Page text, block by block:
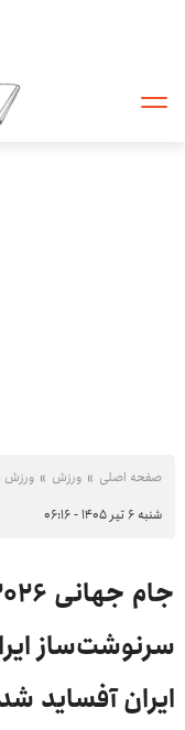
صفحه اصلی ورزش ورزش
شنبه ۶ تیر ۱۴۰۵ - ۰۶:۱۶
سرنوشت‌ساز
ایران آفساید